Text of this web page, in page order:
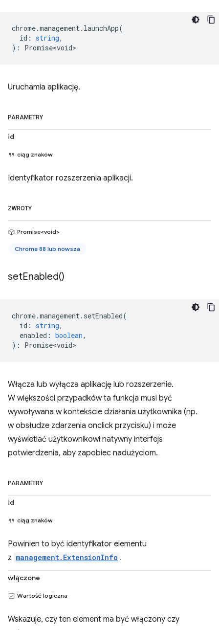
chrome.management. launchApp(
id : string,
) : Promise<void>
Uruchamia aplikację.
PARAMETRY
id
ciąg znaków
Identyfikator rozszerzenia aplikacji.
ZWROTY
Promise<void>
Chrome 88 lub nowsza
setEnabled()
chrome.management. setEnabled(
id : string,
enabled : boolean,
) : Promise<void>
Włącza lub wyłącza aplikację lub rozszerzenie.
W większości przypadków ta funkcja musi być
wywoływana w kontekście działania użytkownika (np.
w obsłudze zdarzenia onclick przycisku) i może
wyświetlać użytkownikowi natywny interfejs
potwierdzenia, aby zapobiec nadużyciom.
PARAMETRY
id
ciąg znaków
Powinien to być identyfikator elementu
z management.ExtensionInfo .
włączone
Wartość logiczna
Wskazuje, czy ten element ma być włączony czy